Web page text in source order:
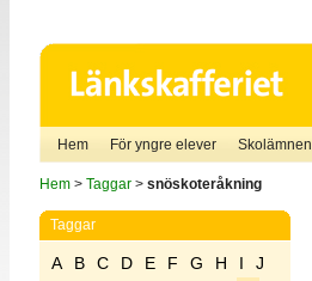
Hem För yngre elever Skolämnen
Hem> Taggar> snöskoteråkning
Taggar
A B C D E F G H I
J